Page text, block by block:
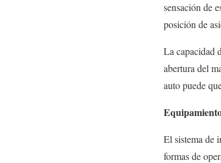
sensación de
posición de
La capacidad
abertura del
auto puede
El sistema de
formas de